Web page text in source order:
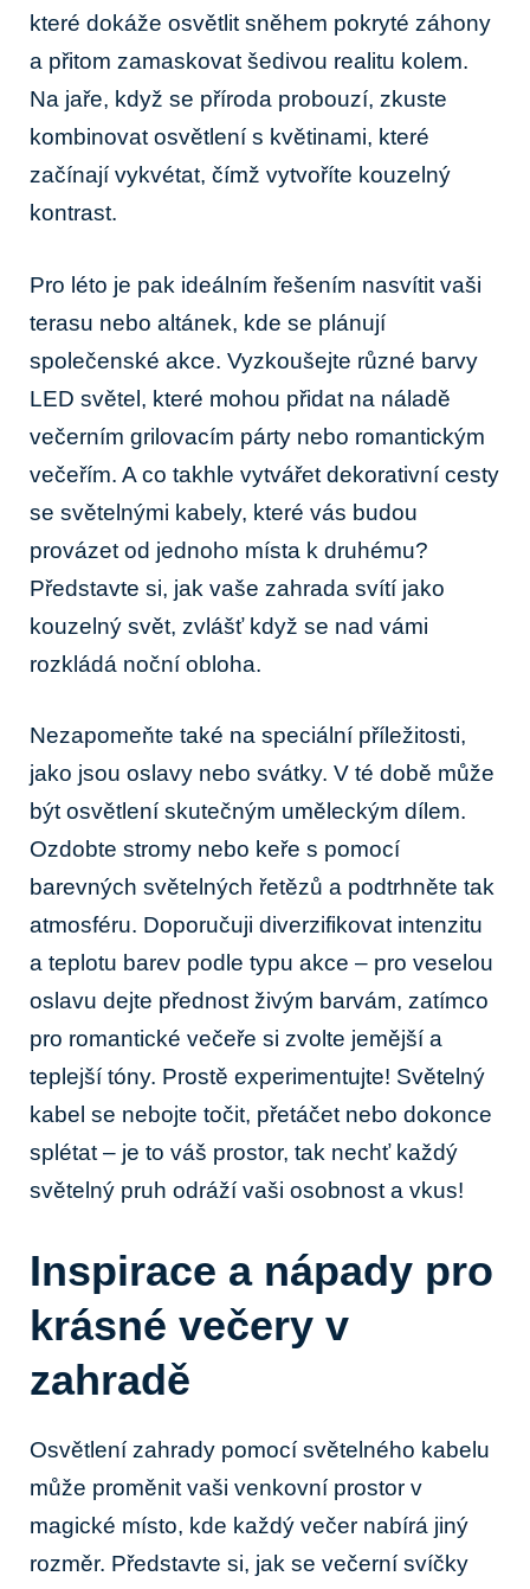
které dokáže osvětlit sněhem pokryté záhony
a přitom zamaskovat šedivou realitu kolem.
Na jaře, když se příroda probouzí, zkuste
kombinovat osvětlení s květinami, které
začínají vykvétat, čímž vytvoříte kouzelný
kontrast.
Pro léto je pak ideálním řešením nasvítit vaši
terasu nebo altánek, kde se plánují
společenské akce. Vyzkoušejte různé barvy
LED světel, které mohou přidat na náladě
večerním grilovacím párty nebo romantickým
večeřím. A co takhle vytvářet dekorativní cesty
se světelnými kabely, které vás budou
provázet od jednoho místa k druhému?
Představte si, jak vaše zahrada svítí jako
kouzelný svět, zvlášť když se nad vámi
rozkládá noční obloha.
Nezapomeňte také na speciální příležitosti,
jako jsou oslavy nebo svátky. V té době může
být osvětlení skutečným uměleckým dílem.
Ozdobte stromy nebo keře s pomocí
barevných světelných řetězů a podtrhněte tak
atmosféru. Doporučuji diverzifikovat intenzitu
a teplotu barev podle typu akce – pro veselou
oslavu dejte přednost živým barvám, zatímco
pro romantické večeře si zvolte jemější a
teplejší tóny. Prostě experimentujte! Světelný
kabel se nebojte točit, přetáčet nebo dokonce
splétat – je to váš prostor, tak nechť každý
světelný pruh odráží vaši osobnost a vkus!
Inspirace a nápady pro
krásné večery v
zahradě
Osvětlení zahrady pomocí světelného kabelu
může proměnit vaši venkovní prostor v
magické místo, kde každý večer nabírá jiný
rozměr. Představte si, jak se večerní svíčky